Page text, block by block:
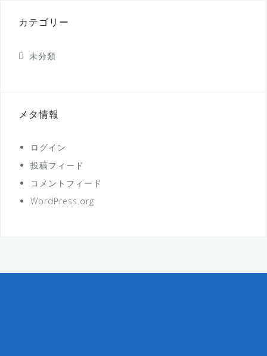
カテゴリー
未分類
メタ情報
ログイン
投稿フィード
コメントフィード
WordPress.org